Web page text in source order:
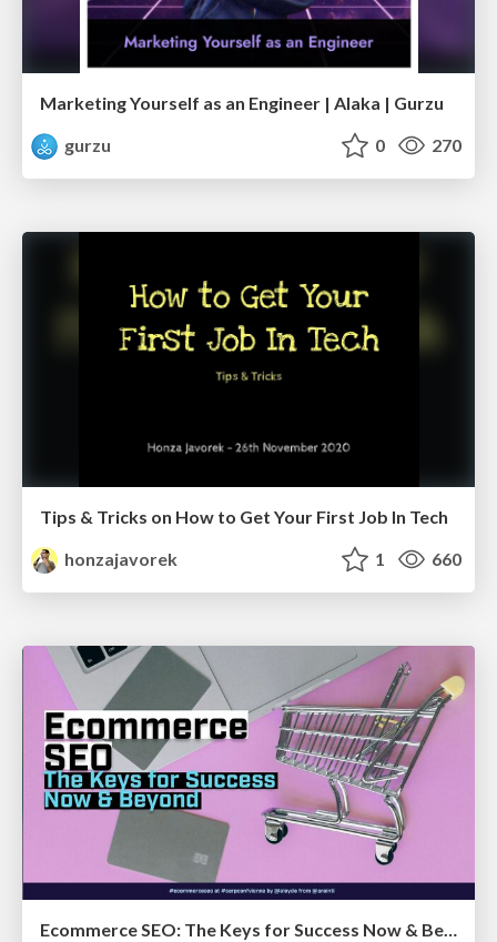
Marketing Yourself as an Engineer | Alaka | Gurzu
gurzu
0 270
Tips & Tricks on How to Get Your First Job In Tech
honzajavorek
1 660
Ecommerce SEO: The Keys for Success Now & Beyond - #SERPConf2024